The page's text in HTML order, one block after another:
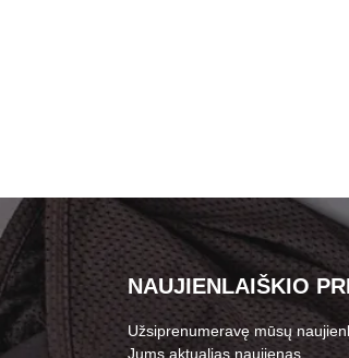
NAUJIENLAIŠKIO
Užsiprenumeravę mūsų
Jums aktualias naujienas.